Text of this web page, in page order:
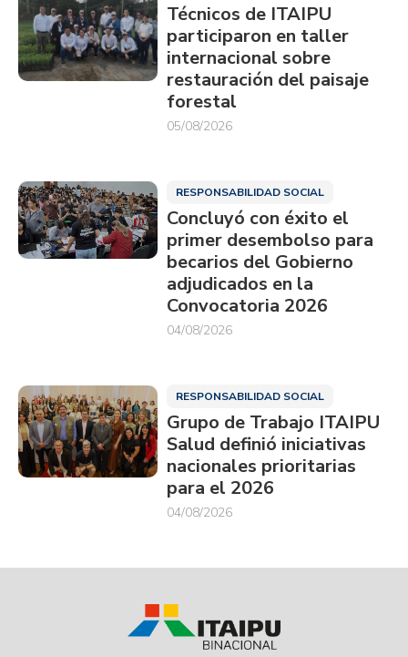
Técnicos de ITAIPU
participaron en taller
internacional sobre
restauración del paisaje
forestal
05/08/2026
RESPONSABILIDAD SOCIAL
Concluyó con éxito el
primer desembolso para
becarios del Gobierno
adjudicados en la
Convocatoria 2026
04/08/2026
RESPONSABILIDAD SOCIAL
Grupo de Trabajo ITAIPU
Salud definió iniciativas
nacionales prioritarias
para el 2026
04/08/2026